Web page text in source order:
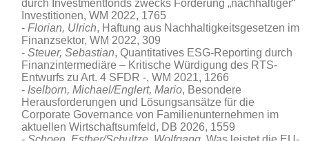
durch Investmentfonds zwecks Förderung „nachhaltiger“
Investitionen, WM 2022, 1765
Florian, Ulrich, Haftung aus Nachhaltigkeitsgesetzen im
Finanzsektor, WM 2022, 309
Steuer, Sebastian, Quantitatives ESG-Reporting durch
Finanzintermediäre – Kritische Würdigung des RTS-
Entwurfs zu Art. 4 SFDR -, WM 2021, 1266
Iselborn, Michael/Englert, Mario, Besondere
Herausforderungen und Lösungsansätze für die
Corporate Governance von Familienunternehmen im
aktuellen Wirtschaftsumfeld, DB 2026, 1559